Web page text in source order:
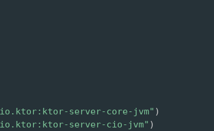
server-core-jvm" )
server-cio-jvm" )